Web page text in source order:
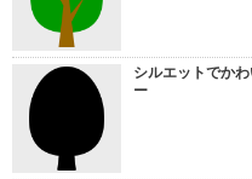
シルエットでか
ー